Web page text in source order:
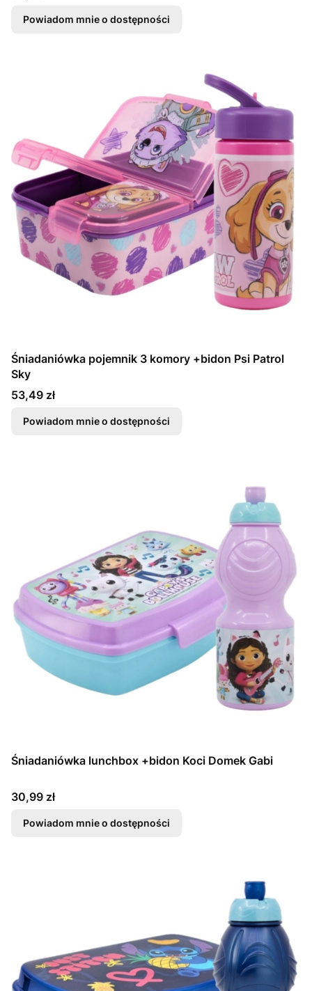
Powiadom mnie o dostępności
Śniadaniówka pojemnik 3 komory +bidon Psi Patrol
Sky
Cena
53,49 zł
Powiadom mnie o dostępności
Śniadaniówka lunchbox +bidon Koci Domek Gabi
Cena
30,99 zł
Powiadom mnie o dostępności